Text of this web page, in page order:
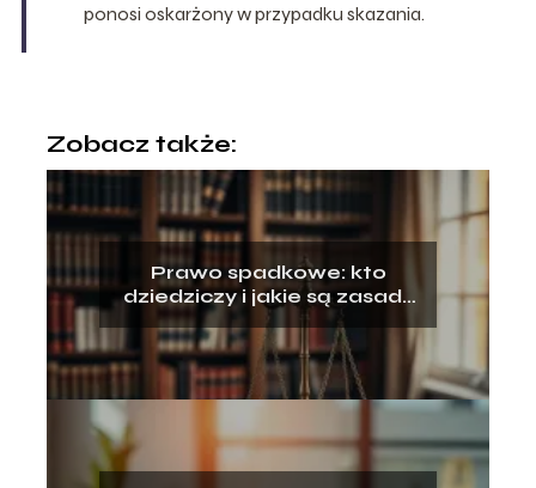
ponosi oskarżony w przypadku skazania.
Zobacz także:
Prawo spadkowe: kto
dziedziczy i jakie są zasady
dziedziczenia?